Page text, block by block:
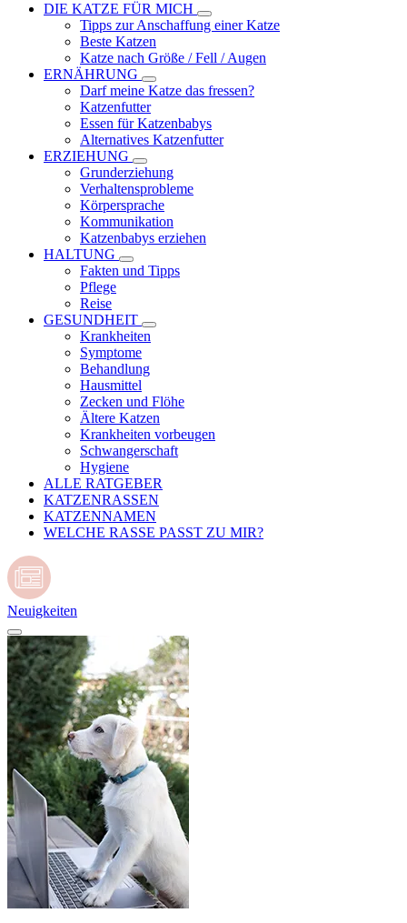
DIE KATZE FÜR MICH
Tipps zur Anschaffung einer Katze
Beste Katzen
Katze nach Größe / Fell / Augen
ERNÄHRUNG
Darf meine Katze das fressen?
Katzenfutter
Essen für Katzenbabys
Alternatives Katzenfutter
ERZIEHUNG
Grunderziehung
Verhaltensprobleme
Körpersprache
Kommunikation
Katzenbabys erziehen
HALTUNG
Fakten und Tipps
Pflege
Reise
GESUNDHEIT
Krankheiten
Symptome
Behandlung
Hausmittel
Zecken und Flöhe
Ältere Katzen
Krankheiten vorbeugen
Schwangerschaft
Hygiene
ALLE RATGEBER
KATZENRASSEN
KATZENNAMEN
WELCHE RASSE PASST ZU MIR?
Neuigkeiten